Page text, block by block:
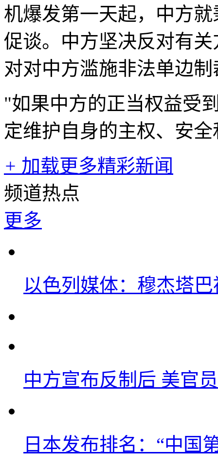
机爆发第一天起，中方
促谈。中方坚决反对有
对对中方滥施非法单边
"如果中方的正当权益受
定维护自身的主权、安
+ 加载更多精彩新闻
频道热点
更多
以色列媒体：穆杰塔
中方宣布反制后 美官
日本发布排名：“中国